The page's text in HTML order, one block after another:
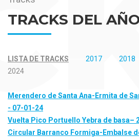
TRACKS DEL
LISTA DE TRACKS 2017 2018
2024
Merendero de Santa Ana-Ermita de
- 07-01-24
Vuelta Pico Portuello Yebra de basa–
Circular Barranco Formiga-Embalse